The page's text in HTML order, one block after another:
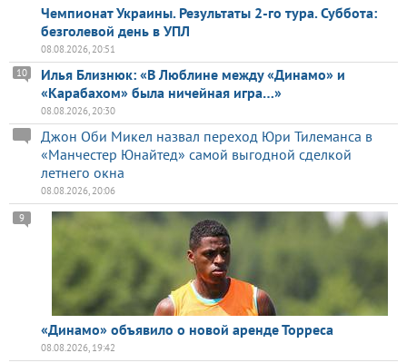
Чемпионат Украины. Результаты 2-го тура. Суббота:
безголевой день в УПЛ
08.08.2026, 20:51
Илья Близнюк: «В Люблине между «Динамо» и
«Карабахом» была ничейная игра…»
10
08.08.2026, 20:30
Джон Оби Микел назвал переход Юри Тилеманса в
«Манчестер Юнайтед» самой выгодной сделкой
летнего окна
08.08.2026, 20:06
«Динамо» объявило о новой аренде Торреса
9
08.08.2026, 19:42